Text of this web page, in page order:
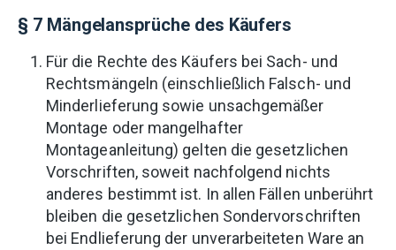
§ 7 Mängelansprüche des Käufers
Für die Rechte des Käufers bei Sach- und
Rechtsmängeln (einschließlich Falsch- und
Minderlieferung sowie unsachgemäßer
Montage oder mangelhafter
Montageanleitung) gelten die gesetzlichen
Vorschriften, soweit nachfolgend nichts
anderes bestimmt ist. In allen Fällen unberührt
bleiben die gesetzlichen Sondervorschriften
bei Endlieferung der unverarbeiteten Ware an